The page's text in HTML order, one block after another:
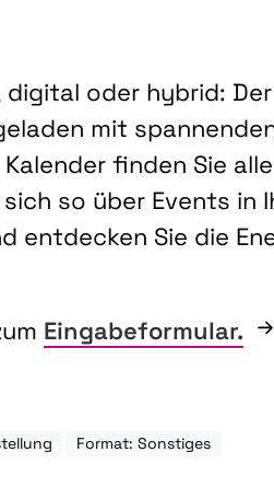
digital oder hybrid: Der
mit
finden Sie alle
so über Events in
entdecken Sie die
Eingabeformular.
Format: Sonstiges